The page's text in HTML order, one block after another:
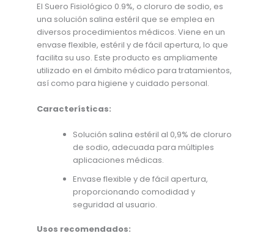
El Suero Fisiológico 0.9%, o cloruro de sodio, es
una solución salina estéril que se emplea en
diversos procedimientos médicos. Viene en un
envase flexible, estéril y de fácil apertura, lo que
facilita su uso. Este producto es ampliamente
utilizado en el ámbito médico para tratamientos,
así como para higiene y cuidado personal.
Características:
Solución salina estéril al 0,9% de cloruro
de sodio, adecuada para múltiples
aplicaciones médicas.
Envase flexible y de fácil apertura,
proporcionando comodidad y
seguridad al usuario.
Usos recomendados: